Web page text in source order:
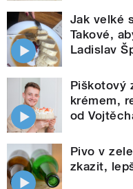
Jak velké
Takové,
Ladislav
Piškotový
krémem,
od
Pivo v
zkazit,